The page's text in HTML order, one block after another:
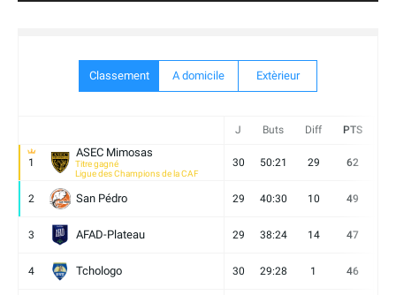
Classement A domicile Extèrieur
J Buts Diff PTS
1
ASEC Mimosas
Titre gagné
Ligue des Champions de la CAF
30 50:21 29 62
2 San Pédro 29 40:30 10 49
3 AFAD-Plateau 29 38:24 14 47
4 Tchologo 30 29:28 1 46